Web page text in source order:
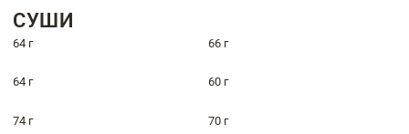
СУШИ
64 г 66 г
64 г 60 г
74 г 70 г